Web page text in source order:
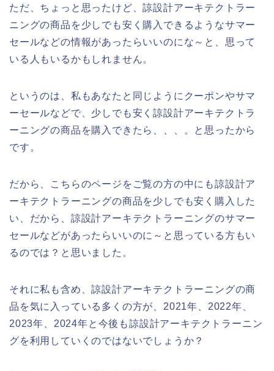
ただ、ちょっと思ったけど、諒設計アーキテクトラー
ニングの商品を少しでも安く購入できるようなサマー
セールなどの情報があったらいいのにな～と、思って
いる人もいるかもしれません。
というのは、私もあなたと同じようにクーポンやサマ
ーセールなどで、少しでも安く諒設計アーキテクトラ
ーニングの商品を購入できたら、、、。と思ったから
です。
だから、こちらのページをご覧の方の中にも諒設計ア
ーキテクトラーニングの商品を少しでも安く購入した
い、だから、諒設計アーキテクトラーニングのサマー
セールなどがあったらいいのに～と思っている方もい
るのでは？と思いました。
それに私も含め、諒設計アーキテクトラーニングの商
品を気に入っている多くの方が、2021年、2022年、
2023年、2024年と今後も諒設計アーキテクトラーニン
グを利用していくのではないでしょうか？